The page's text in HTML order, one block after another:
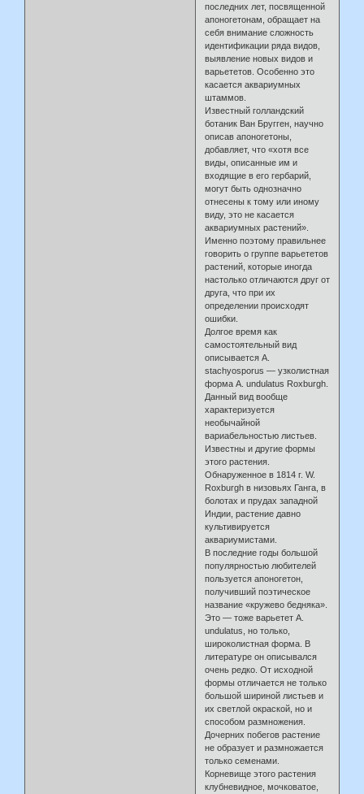
последних лет, посвященной
апоногетонам, обращает на
себя внимание сложность
идентификации ряда видов,
выявление новых видов и
варьететов. Особенно это
касается аквариумных
штаммов.
Известный голландский
ботаник Ван Бругген, научно
описав апоногетоны,
добавляет, что «хотя все
виды, описанные им и
входящие в его гербарий,
могут быть однозначно
отнесены к тому или иному
виду, это не касается
аквариумных растений».
Именно поэтому правильнее
говорить о группе варьететов
растений, которые иногда
настолько отличаются друг от
друга, что при их
определении происходят
ошибки.
Долгое время как
самостоятельный вид
описывается A.
stachyosporus — узколистная
форма A. undulatus Roxburgh.
Данный вид вообще
характеризуется
необычайной
вариабельностью листьев.
Известны и другие формы
этого растения.
Обнаруженное в 1814 г. W.
Roxburgh в низовьях Ганга, в
болотах и прудах западной
Индии, растение давно
культивируется
аквариумистами.
В последние годы большой
популярностью любителей
пользуется апоногетон,
получивший поэтическое
название «кружево бедняка».
Это — тоже варьетет A.
undulatus, но только,
широколистная форма. В
литературе он описывался
очень редко. От исходной
формы отличается не только
большой шириной листьев и
их светлой окраской, но и
способом размножения.
Дочерних побегов растение
не образует и размножается
только семенами.
Корневище этого растения
клубневидное, мочковатое,